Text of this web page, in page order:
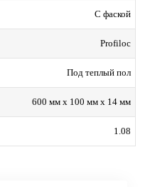
С фаской
Profiloc
Под теплый пол
600 мм x 100 мм x 14 мм
1.08